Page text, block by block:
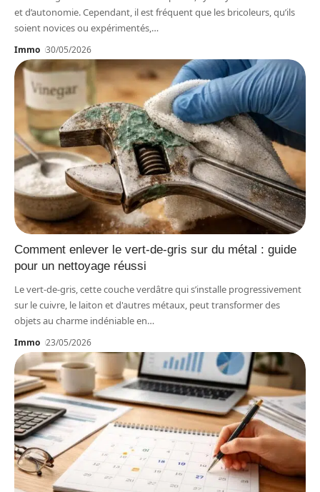
et d’autonomie. Cependant, il est fréquent que les bricoleurs, qu’ils
soient novices ou expérimentés,…
Immo 30/05/2026
Comment enlever le vert-de-gris sur du métal : guide
pour un nettoyage réussi
Le vert-de-gris, cette couche verdâtre qui s’installe progressivement
sur le cuivre, le laiton et d'autres métaux, peut transformer des
objets au charme indéniable en…
Immo 23/05/2026